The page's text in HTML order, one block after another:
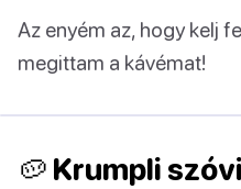
Az enyém az, hogy kelj
megittam a kávémat!
🥔 Krumpli